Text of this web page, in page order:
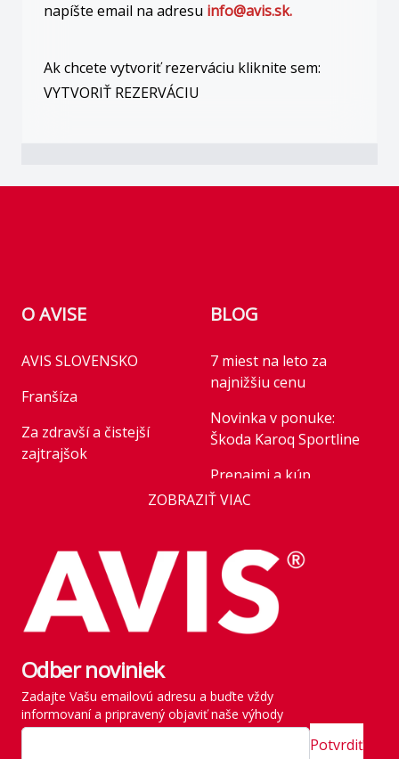
napíšte email na adresu info@avis.sk.
Ak chcete vytvoriť rezerváciu kliknite sem:
VYTVORIŤ REZERVÁCIU
O AVISE
AVIS SLOVENSKO
Franšíza
Za zdravší a čistejší
zajtrajšok
Kariéra
Franchise
Kľúčoví zamestnanci
História
SITE MAP
BLOG
7 miest na leto za
najnižšiu cenu
Novinka v ponuke:
Škoda Karoq Sportline
Prenajmi a kúp
Novinka v ponuke:
Style Plus
Parkovanie pre rastúce
flotily: nové modely
mobility v roku 2026
Vyzdvihnutie vozidla
Zavádzame vlastné
ZOBRAZIŤ VIAC
Odber noviniek
Zadajte Vašu emailovú adresu a buďte vždy
informovaní a pripravený objaviť naše výhody
Potvrdiť